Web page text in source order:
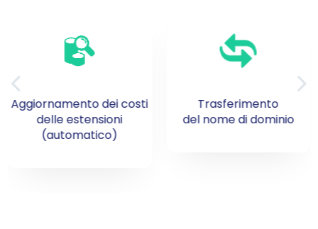
Trasferimento
del nome di dominio
Rinnovo
del nome di dominio